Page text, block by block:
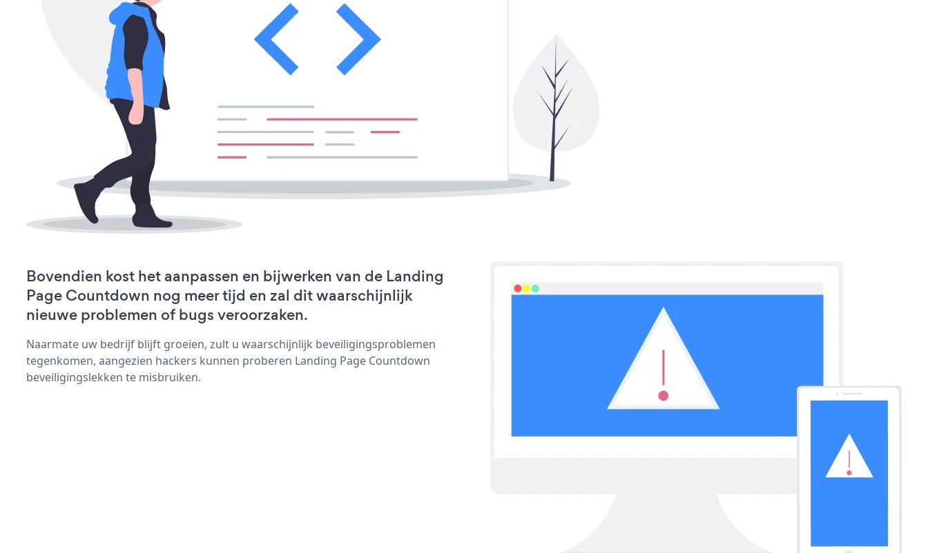
Bovendien kost het aanpassen en bijwerken van de Landing
Page Countdown nog meer tijd en zal dit waarschijnlijk
nieuwe problemen of bugs veroorzaken.
Naarmate uw bedrijf blijft groeien, zult u waarschijnlijk beveiligingsproblemen
tegenkomen, aangezien hackers kunnen proberen Landing Page Countdown
beveiligingslekken te misbruiken.